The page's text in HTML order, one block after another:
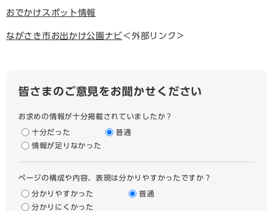
おでかけスポット情報
ながさき市お出かけ公園ナビ ＜外部リンク＞
皆さまのご意見をお聞かせください
お求めの情報が十分掲載されていましたか？
十分だった
普通
情報が足りなかった
ページの構成や内容、表現は分かりやすかったですか？
分かりやすかった
普通
分かりにくかった